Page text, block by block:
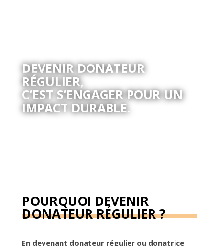
DEVENIR DONATEUR
RÉGULIER,
C’EST S’ENGAGER POUR UN
IMPACT DURABLE.
POURQUOI DEVENIR
DONATEUR RÉGULIER ?
En devenant donateur régulier ou donatrice